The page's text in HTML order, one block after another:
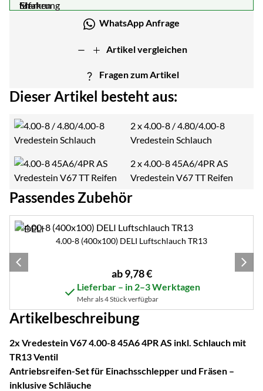
WhatsApp Anfrage
Artikel vergleichen
Fragen zum Artikel
Dieser Artikel besteht aus:
2 x4.00-8 / 4.80/4.00-8
Vredestein Schlauch
2 x4.00-8 45A6/4PR AS
Vredestein V67 TT Reifen
Passendes Zubehör
Zubehör überspringen
4.00-8 (400x100) DELI Luftschlauch TR13
ab:
ab 9,78€
Lieferbar – in 2–3 Werktagen
Mehr als 4 Stück verfügbar
Artikelbeschreibung
2x Vredestein V67 4.00-8 45A6 4PR AS inkl. Schlauch mit
TR13 Ventil
Antriebsreifen-Set für Einachsschlepper und Fräsen –
inklusive Schläuche